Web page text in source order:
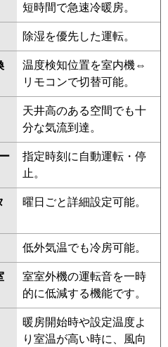
短時間で急速冷暖房。
除湿を優先した運転。
温度検知位置を室内機⇔
リモコンで切替可能。
天井高のある空間でも十
分な気流到達。
指定時刻に自動運転・停
止。
曜日ごと詳細設定可能。
低外気温でも冷房可能。
室室外機の運転音を一時
的に低減する機能です。
暖房開始時や設定温度よ
り室温が高い時に、風向